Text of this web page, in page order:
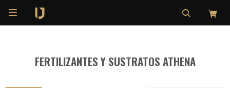

FERTILIZANTES Y SUSTRATOS ATHENA